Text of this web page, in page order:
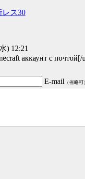
レス30
) 12:21
аккаунт с
E-mail （省略可